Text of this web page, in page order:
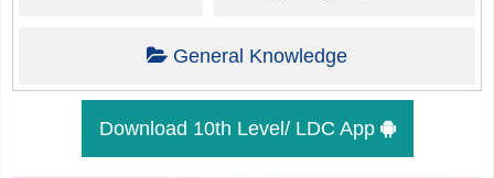
General Knowledge
Download 10th Level/ LDC App